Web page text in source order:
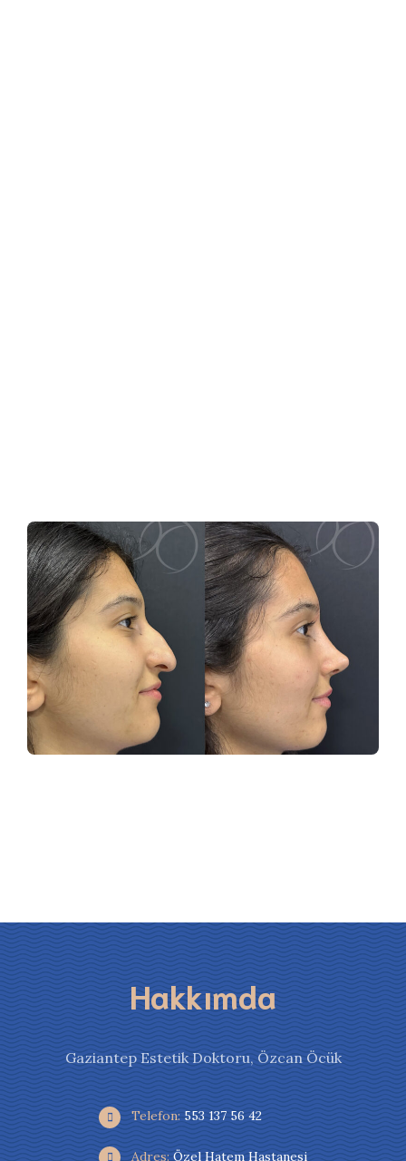
Hakkımda
Gaziantep Estetik Doktoru, Özcan Öcük
Telefon: 553 137 56 42
Adres:Özel Hatem Hastanesi